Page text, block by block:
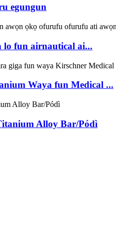
egungun
fun airnautical ai...
Waya fun Medical ...
Alloy Bar/Pódì